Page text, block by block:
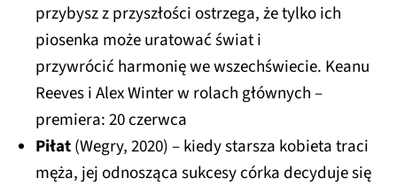
przybysz z przyszłości ostrzega, że tylko ich
piosenka może uratować świat i
przywrócić harmonię we wszechświecie. Keanu
Reeves i Alex Winter w rolach głównych –
premiera: 20 czerwca
Piłat(Wegry, 2020) – kiedy starsza kobieta traci
męża, jej odnosząca sukcesy córka decyduje się